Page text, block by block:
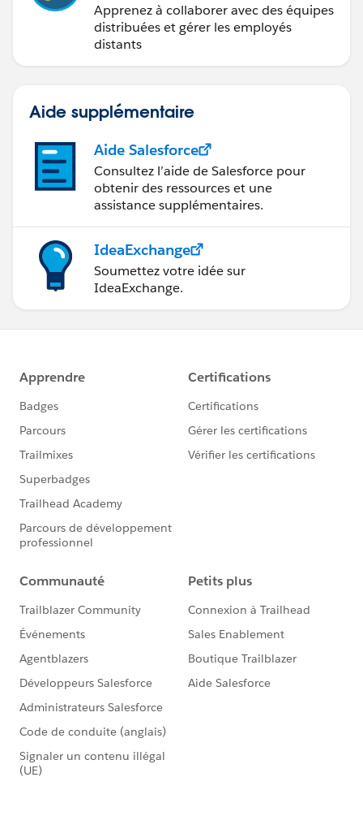
Apprenez à collaborer avec des équipes
distribuées et gérer les employés
distants
Aide supplémentaire
Aide Salesforce
Consultez l’aide de Salesforce pour
obtenir des ressources et une
assistance supplémentaires.
IdeaExchange
Soumettez votre idée sur
IdeaExchange.